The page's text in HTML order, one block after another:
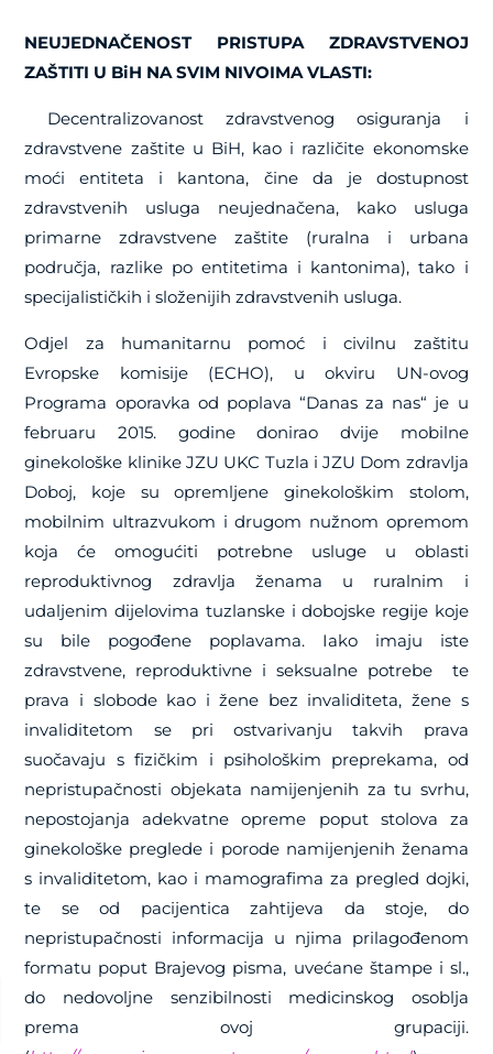
NEUJEDNAČENOST PRISTUPA ZDRAVSTVENOJ
ZAŠTITI U BiH NA SVIM NIVOIMA VLASTI:
Decentralizovanost zdravstvenog osiguranja i
zdravstvene zaštite u BiH, kao i različite ekonomske
moći entiteta i kantona, čine da je dostupnost
zdravstvenih usluga neujednačena, kako usluga
primarne zdravstvene zaštite (ruralna i urbana
područja, razlike po entitetima i kantonima), tako i
specijalističkih i složenijih zdravstvenih usluga.
Odjel za humanitarnu pomoć i civilnu zaštitu
Evropske komisije (ECHO), u okviru UN-ovog
Programa oporavka od poplava “Danas za nas“ je u
februaru 2015. godine donirao dvije mobilne
ginekološke klinike JZU UKC Tuzla i JZU Dom zdravlja
Doboj, koje su opremljene ginekološkim stolom,
mobilnim ultrazvukom i drugom nužnom opremom
koja će omogućiti potrebne usluge u oblasti
reproduktivnog zdravlja ženama u ruralnim i
udaljenim dijelovima tuzlanske i dobojske regije koje
su bile pogođene poplavama. Iako imaju iste
zdravstvene, reproduktivne i seksualne potrebe te
prava i slobode kao i žene bez invaliditeta, žene s
invaliditetom se pri ostvarivanju takvih prava
suočavaju s fizičkim i psihološkim preprekama, od
nepristupačnosti objekata namijenjenih za tu svrhu,
nepostojanja adekvatne opreme poput stolova za
ginekološke preglede i porode namijenjenih ženama
s invaliditetom, kao i mamografima za pregled dojki,
te se od pacijentica zahtijeva da stoje, do
nepristupačnosti informacija u njima prilagođenom
formatu poput Brajevog pisma, uvećane štampe i sl.,
do nedovoljne senzibilnosti medicinskog osoblja
prema ovoj grupaciji.